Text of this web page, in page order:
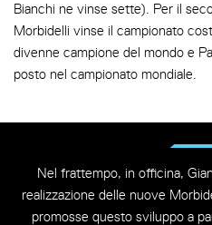
Bianchi ne vinse sette). Per il
Morbidelli vinse il campionato
divenne campione del mondo e
posto nel campionato mondiale.
Nel frattempo, in officina,
realizzazione delle nuove
promosse questo sviluppo a